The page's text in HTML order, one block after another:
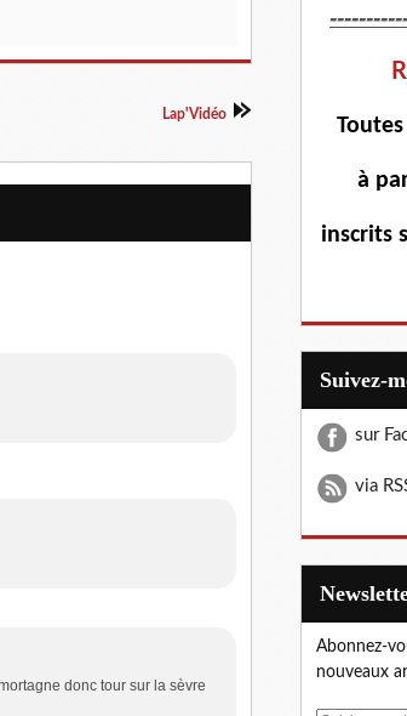
Lap'Vidéo
donc tour sur la sèvre
Toutes
à
inscrits
Suivez-
sur
via
Abonnez-
nouveaux